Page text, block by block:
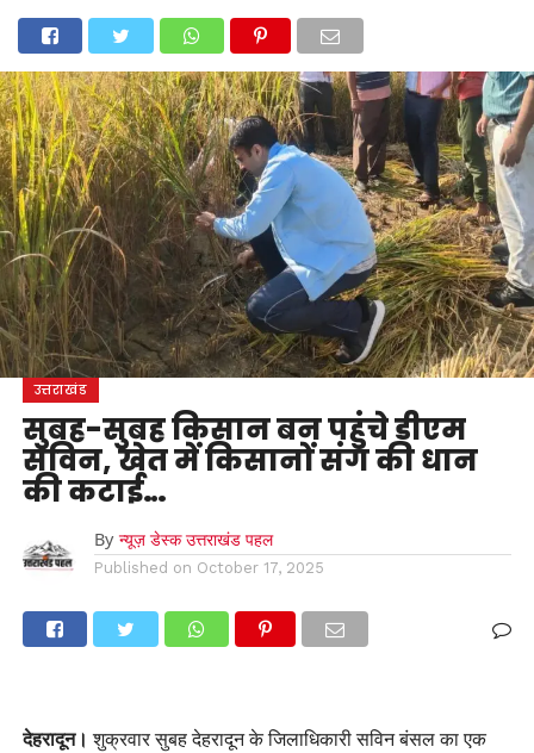
उत्तराखंडअल्मोड़ाउत्तरकाशीउधम सिंह नगरचंपावतचमोलीटिहरी गढ़वाल
देहरादूननैनीतालपिथौरागढ़पौड़ी गढ़वालबागेश्वर रुद्रप्रयागहरिद्वारदेशदुनिया
मनोरंजन
उत्तराखंड
सुबह-सुबह किसान बन पहुंचे डीएम
सविन, खेत में किसानों संग की धान
की कटाई…
By न्यूज़ डेस्क उत्तराखंड पहल
Published on October 17, 2025
देहरादून। शुक्रवार सुबह देहरादून के जिलाधिकारी सविन बंसल का एक